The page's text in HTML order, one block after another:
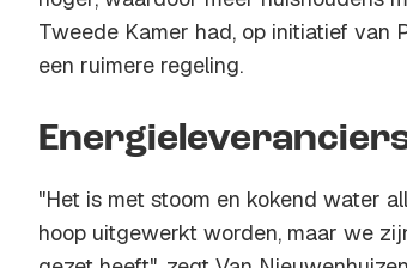
Tweede Kamer had, op initiatief van
een ruimere regeling.
"Het is met stoom en kokend water
hoop uitgewerkt worden, maar we